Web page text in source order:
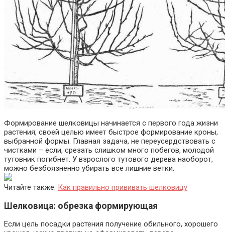
Формирование шелковицы начинается с первого года жизни
растения, своей целью имеет быстрое формирование кроны,
выбранной формы. Главная задача, не переусердствовать с
чистками – если, срезать слишком много побегов, молодой
тутовник погибнет. У взрослого тутового дерева наоборот,
можно безбоязненно убирать все лишние ветки.
Читайте также: Как правильно прививать шелковицу
Шелковица: обрезка формирующая
Если цель посадки растения получение обильного, хорошего